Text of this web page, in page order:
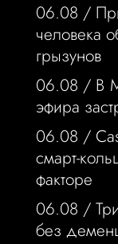
06.08 /
человека
грызунов
06.08 / В
эфира
06.08 /
смарт-
факторе
06.08 /
без